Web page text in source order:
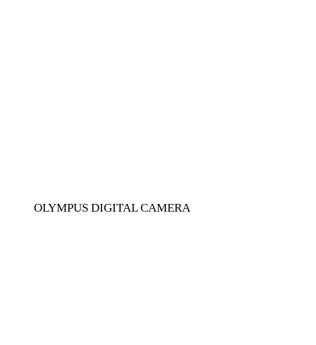
OLYMPUS DIGITAL CAMERA